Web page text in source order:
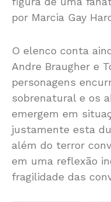
por Marcia Gay
O elenco conta
Andre Braugher e
personagens
sobrenatural e os
emergem em
justamente esta
além do terror
em uma reflexão
fragilidade das